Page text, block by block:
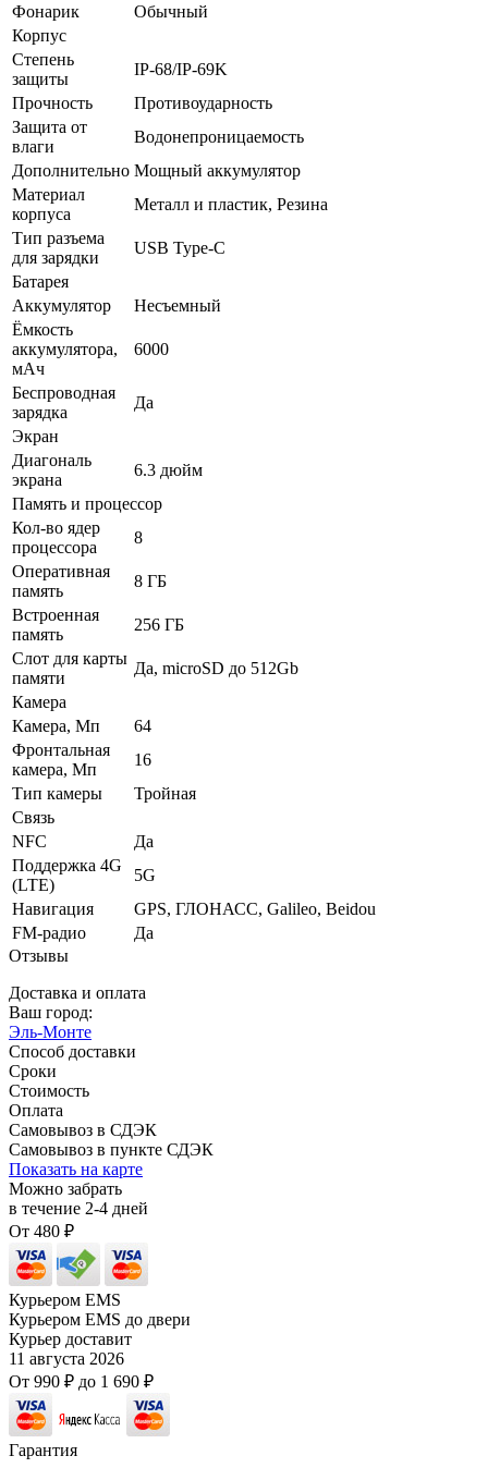
Фонарик
Обычный
Корпус
Степень
защиты
IP-68/IP-69K
Прочность
Противоударность
Защита от
влаги
Водонепроницаемость
Дополнительно Мощный аккумулятор
Материал
корпуса
Металл и пластик, Резина
Тип разъема
для зарядки
USB Type-C
Батарея
Аккумулятор
Несъемный
Ёмкость
аккумулятора,
мАч
6000
Беспроводная
зарядка
Да
Экран
Диагональ
экрана
6.3 дюйм
Память и процессор
Кол-во ядер
процессора
8
Оперативная
память
8 ГБ
Встроенная
память
256 ГБ
Слот для карты
памяти
Да, microSD до 512Gb
Камера
Камера, Мп
64
Фронтальная
камера, Мп
16
Тип камеры
Тройная
Связь
NFC
Да
Поддержка 4G
(LTE)
5G
Навигация
GPS, ГЛОНАСС, Galileo, Beidou
FM-радио
Да
Отзывы
Доставка и оплата
Ваш город:
Эль-Монте
Способ доставки
Сроки
Стоимость
Оплата
Самовывоз в СДЭК
Самовывоз в пункте СДЭК
Показать на карте
Можно забрать
в течение 2-4 дней
От 480 ₽
Курьером EMS
Курьером EMS до двери
Курьер доставит
11 августа 2026
От 990 ₽ до 1 690 ₽
Гарантия